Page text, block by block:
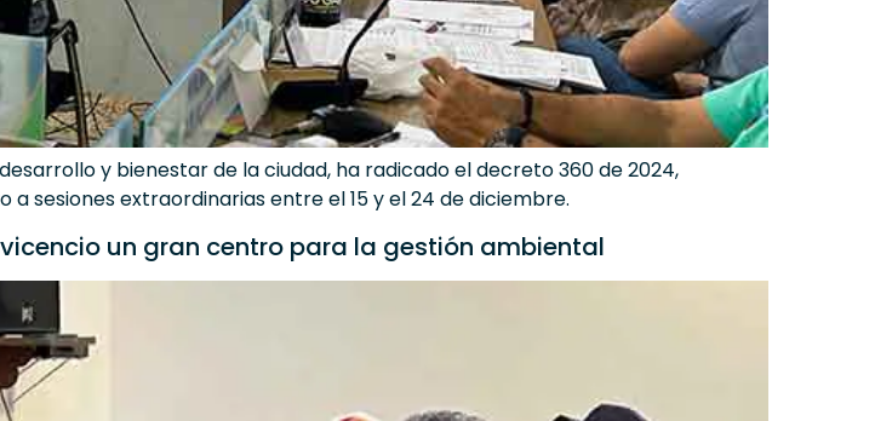
y bienestar de la ciudad, ha radicado el decreto 360 de 2024,
sesiones extraordinarias entre el 15 y el 24 de diciembre.
un gran centro para la gestión ambiental